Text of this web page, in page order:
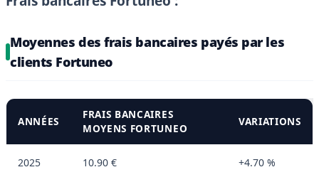
Moyennes des frais bancaires payés par les
clients Fortuneo
ANNÉES
FRAIS BANCAIRES
MOYENS FORTUNEO
VARIATIONS
2025 10.90 € +4.70 %